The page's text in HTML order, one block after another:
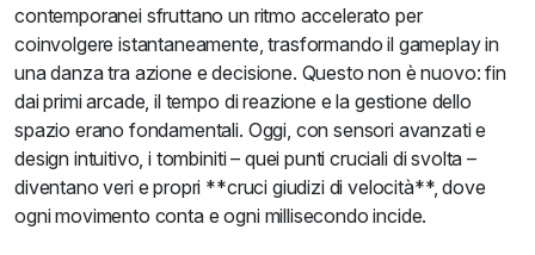
contemporanei sfruttano un ritmo accelerato per
coinvolgere istantaneamente, trasformando il gameplay in
una danza tra azione e decisione. Questo non è nuovo: fin
dai primi arcade, il tempo di reazione e la gestione dello
spazio erano fondamentali. Oggi, con sensori avanzati e
design intuitivo, i tombiniti – quei punti cruciali di svolta –
diventano veri e propri **cruci giudizi di velocità**, dove
ogni movimento conta e ogni millisecondo incide.